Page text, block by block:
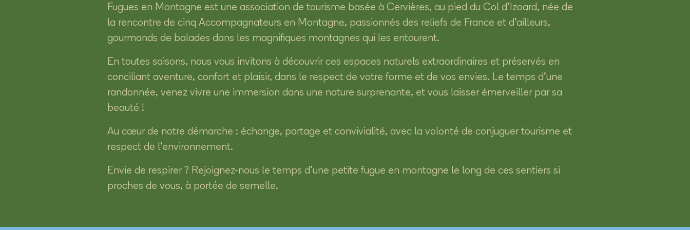
Fugues en Montagne est une association de tourisme basée à Cervières, au pied du Col d’Izoard, née de
la rencontre de cinq Accompagnateurs en Montagne, passionnés des reliefs de France et d’ailleurs,
gourmands de balades dans les magnifiques montagnes qui les entourent.
En toutes saisons, nous vous invitons à découvrir ces espaces naturels extraordinaires et préservés en
conciliant aventure, confort et plaisir, dans le respect de votre forme et de vos envies. Le temps d’une
randonnée, venez vivre une immersion dans une nature surprenante, et vous laisser émerveiller par sa
beauté !
Au cœur de notre démarche : échange, partage et convivialité, avec la volonté de conjuguer tourisme et
respect de l’environnement.
Envie de respirer ? Rejoignez-nous le temps d’une petite fugue en montagne le long de ces sentiers si
proches de vous, à portée de semelle.